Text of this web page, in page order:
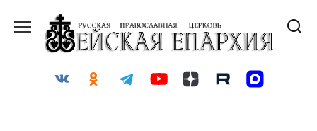
содержанию